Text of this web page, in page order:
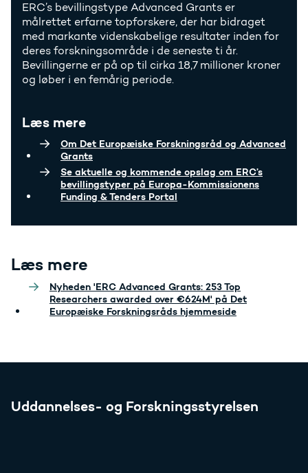
ERC’s bevillingstype Advanced Grants er
målrettet erfarne topforskere, der har bidraget
med markante videnskabelige resultater inden for
deres forskningsområde i de seneste ti år.
Bevillingerne er på op til cirka 18,7 millioner kroner
og løber i en femårig periode.
Læs mere
Om Det Europæiske Forskningsråd og Advanced
Grants
Se aktuelle og kommende opslag om ERC’s
bevillingstyper på Europa-Kommissionens
Funding & Tenders Portal
Læs mere
Nyheden 'ERC Advanced Grants: 253 Top
Researchers awarded over €624M' på Det
Europæiske Forskningsråds hjemmeside
Uddannelses- og Forskningsstyrelsen